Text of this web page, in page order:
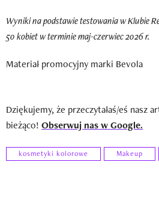
Wyniki na podstawie testowania w Klubie
50 kobiet w terminie maj-czerwiec 2026 r.
Materiał promocyjny marki Bevola
Dziękujemy, że przeczytałaś/eś nasz
bieżąco! Obserwuj nas w Google.
kosmetyki kolorowe Makeup